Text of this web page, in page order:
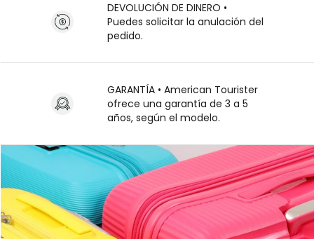
DEVOLUCIÓN DE DINERO •
Puedes solicitar la anulación del
pedido.
GARANTÍA • American Tourister
ofrece una garantía de 3 a 5
años, según el modelo.